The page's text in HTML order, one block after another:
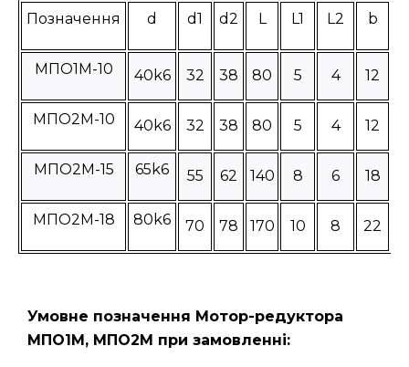
Позначення d d1 d2 L L1 L2 b
МПО1М-10 40k6 32 38 80 5 4 12
МПО2М-10 40k6 32 38 80 5 4 12
МПО2М-15 65k6 55 62 140 8 6 18
МПО2М-18 80k6 70 78 170 10 8 22
Умовне позначення Мотор-редуктора
МПО1М, МПО2М при замовленні: